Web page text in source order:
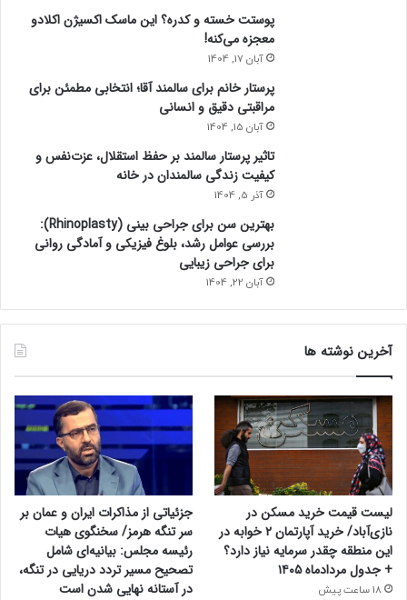
پوستت خسته و کدره؟ این ماسک اکسیژن اکلادو
معجزه می‌کنه!
آبان 17, 1404
پرستار خانم برای سالمند آقا؛ انتخابی مطمئن برای
مراقبتی دقیق و انسانی
آبان 15, 1404
تاثیر پرستار سالمند بر حفظ استقلال، عزت‌نفس و
کیفیت زندگی سالمندان در خانه
آذر 5, 1404
بهترین سن برای جراحی بینی (Rhinoplasty):
بررسی عوامل رشد، بلوغ فیزیکی و آمادگی روانی
برای جراحی زیبایی
آبان 22, 1404
آخرین نوشته ها
لیست قیمت خرید مسکن در
نازی‌آباد/ خرید آپارتمان ۲ خوابه در
این منطقه چقدر سرمایه نیاز دارد؟
+ جدول مردادماه ۱۴۰۵
18 ساعت پیش
جزئیاتی از مذاکرات ایران و عمان بر
سر تنگه هرمز/ سخنگوی هیات
رئیسه مجلس: بیانیه‌ای شامل
تصحیح مسیر تردد دریایی در تنگه،
در آستانه نهایی شدن است